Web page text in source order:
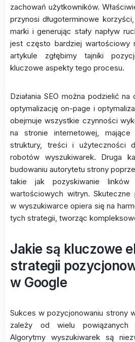
zachowań użytkowników.
przynosi długoterminowe
marki i generując stały napływ
jest często bardziej wartościowy
artykule zgłębimy tajniki
kluczowe aspekty tego procesu.
Działania SEO można podzielić
optymalizację on-page i
obejmuje wszystkie czynności
na stronie internetowej,
struktury, treści i użyteczności
robotów wyszukiwarek. Druga
budowaniu autorytetu strony
takie jak pozyskiwanie
wartościowych witryn. Skuteczne
w wyszukiwarce opiera się na
tych strategii, tworząc
Jakie są kluczowe
strategii
w Google
Sukces w pozycjonowaniu strony
zależy od wielu
Algorytmy wyszukiwarek są